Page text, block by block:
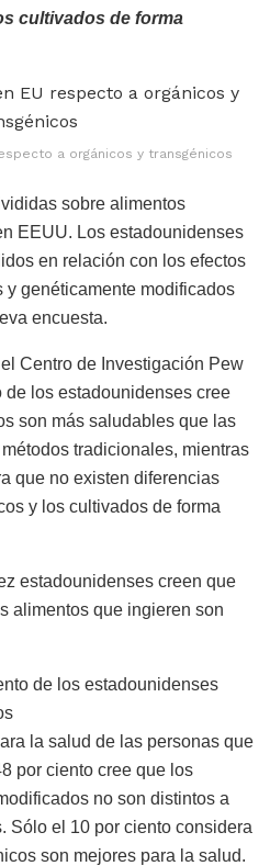
cultivados de forma
a orgánicos y transgénicos
sobre alimentos
EEUU. Los estadounidenses
en relación con los efectos
genéticamente modificados
encuesta.
Centro de Investigación Pew
los estadounidenses cree
son más saludables que las
tradicionales, mientras
que no existen diferencias
y los cultivados de forma
estadounidenses creen que
alimentos que ingieren son
de los estadounidenses
la salud de las personas que
por ciento cree que los
no son distintos a
Sólo el 10 por ciento considera
son mejores para la salud.